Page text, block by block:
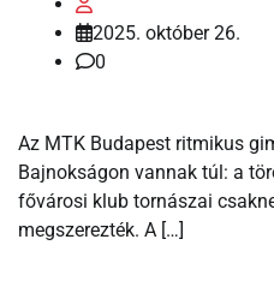
2025. október 26.
0
Az MTK Budapest ritmikus
Bajnokságon vannak túl: a
fővárosi klub tornászai
megszerezték. A […]